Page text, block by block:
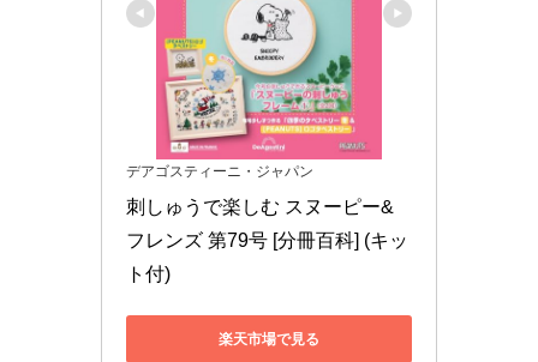
デアゴスティーニ・ジャパン
刺しゅうで楽しむ スヌーピー&
フレンズ 第79号 [分冊百科] (キッ
ト付)
楽天市場で見る